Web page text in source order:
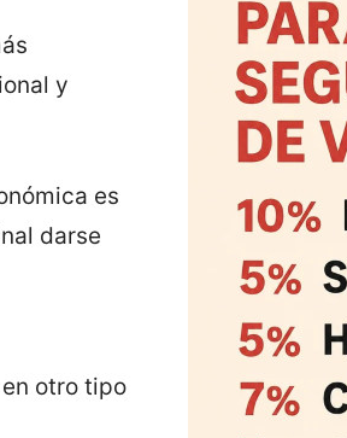
y
es
darse
otro tipo